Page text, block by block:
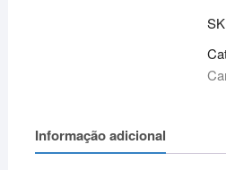
Informação adicional